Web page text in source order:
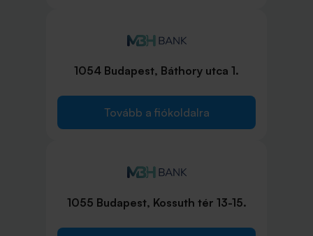
1054 Budapest, Báthory utca 1.
Tovább a fiókoldalra
1055 Budapest, Kossuth tér 13-15.